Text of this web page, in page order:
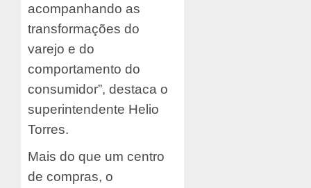
acompanhando as
transformações do
varejo e do
comportamento do
consumidor”, destaca o
superintendente Helio
Torres.
Mais do que um centro
de compras, o